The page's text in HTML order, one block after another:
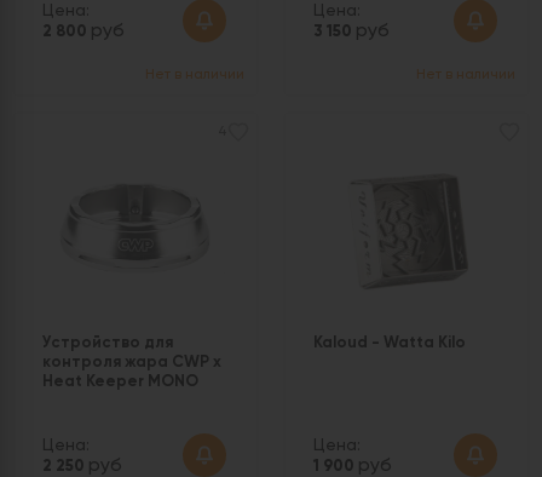
Цена:
2 800 руб
Нет в наличии
Цена:
3 150 руб
Нет в наличии
Устройство для
контроля жара CWP x
Heat Keeper MONO
Цена:
2 250 руб
Kaloud - Watta Kilo
Цена:
1 900 руб